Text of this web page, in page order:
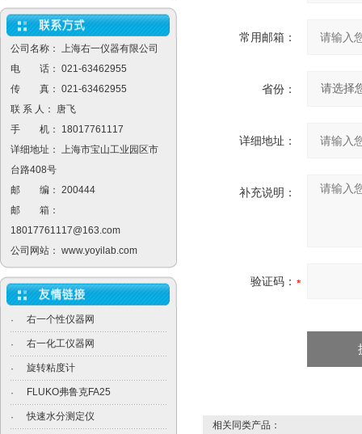
公司名称： 上海右一仪器有限公司
电 话： 021-63462955
传 真： 021-63462955
联 系 人： 唐飞
手 机： 18017761117
详细地址： 上海市宝山工业园区市
台路408号
邮 编： 200444
邮 箱：
18017761117@163.com
公司网站： www.yoyilab.com
· 右一个性仪器网
· 右一化工仪器网
· 旋转粘度计
· FLUKO弗鲁克FA25
· 快速水分测定仪
常用邮箱：
省份：
详细地址：
补充说明：
验证码：
相关同类产品：